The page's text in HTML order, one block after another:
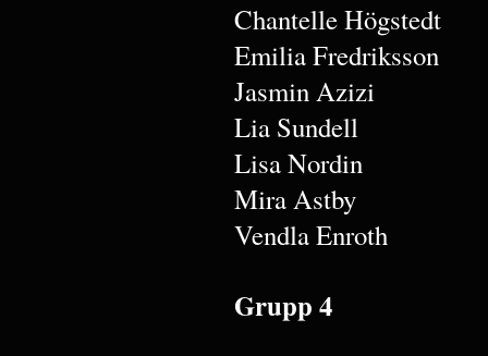
Chantelle Högstedt
Emilia Fredriksson
Jasmin Azizi
Lia Sundell
Lisa Nordin
Mira Astby
Vendla Enroth
Grupp 4